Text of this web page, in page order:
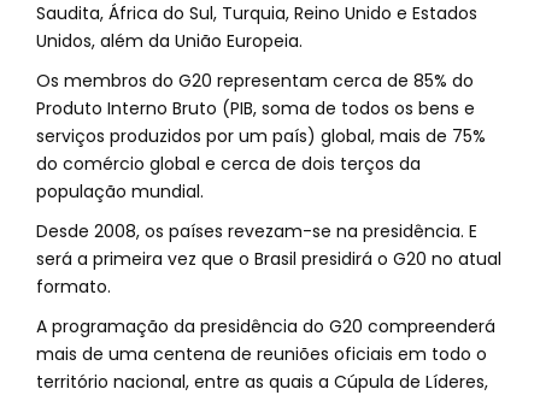
Saudita, África do Sul, Turquia, Reino Unido e Estados
Unidos, além da União Europeia.
Os membros do G20 representam cerca de 85% do
Produto Interno Bruto (PIB, soma de todos os bens e
serviços produzidos por um país) global, mais de 75%
do comércio global e cerca de dois terços da
população mundial.
Desde 2008, os países revezam-se na presidência. E
será a primeira vez que o Brasil presidirá o G20 no atual
formato.
A programação da presidência do G20 compreenderá
mais de uma centena de reuniões oficiais em todo o
território nacional, entre as quais a Cúpula de Líderes,